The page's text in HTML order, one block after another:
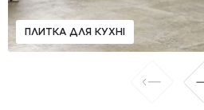
ПЛИТКА ДЛЯ КУХНІ